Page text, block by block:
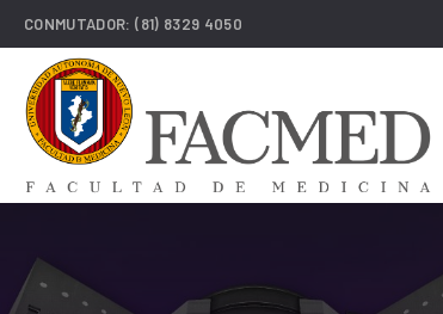
CONMUTADOR:(81) 8329 4050